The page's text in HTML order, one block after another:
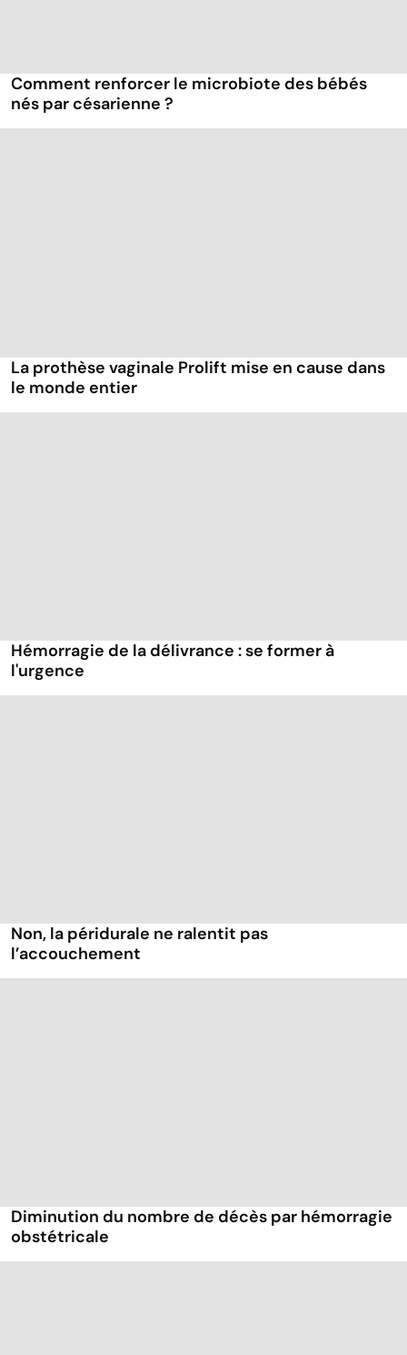
Comment renforcer le microbiote des bébés
nés par césarienne ?
La prothèse vaginale Prolift mise en cause dans
le monde entier
Hémorragie de la délivrance : se former à
l'urgence
Non, la péridurale ne ralentit pas
l’accouchement
Diminution du nombre de décès par hémorragie
obstétricale